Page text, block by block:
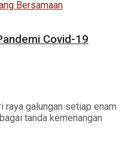
Covid-19
raya galungan setiap enam
tanda kemenangan